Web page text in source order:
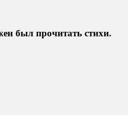
был прочитать стихи.